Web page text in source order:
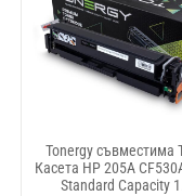
Tonergy съвместима
Касета HP 205A
Standard Capacity